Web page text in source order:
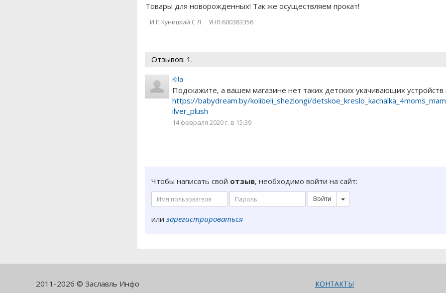
Товары для новорожденных! Так же осуществляем прокат!
И П Куницкий С Л УНП:600383356
Отзывов: 1.
Kila
Подскажите, а вашем магазине нет таких детских укачивающих устройств
https://babydream.by/kolibeli_shezlongi/
ilver_plush
14 февраля 2020 г. в 15:39
Чтобы написать свой отзыв, необходимо войти на сайт:
Войти
или зарегистрироваться
2011-2026 © Заславль Инфо КОНТАКТЫ